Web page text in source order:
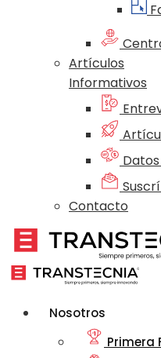
Artículos
Informativos
Contacto
Nosotros
Primera